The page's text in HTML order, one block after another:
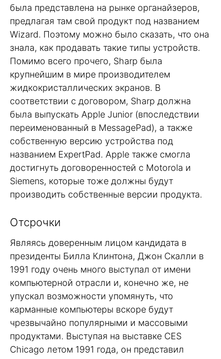
была представлена на рынке органайзеров,
предлагая там свой продукт под названием
Wizard. Поэтому можно было сказать, что она
знала, как продавать такие типы устройств.
Помимо всего прочего, Sharp была
крупнейшим в мире производителем
жидкокристаллических экранов. В
соответствии с договором, Sharp должна
была выпускать Apple Junior (впоследствии
переименованный в MessagePad), а также
собственную версию устройства под
названием ExpertPad. Apple также смогла
достигнуть договоренностей с Motorola и
Siemens, которые тоже должны будут
производить собственные версии продукта.
Отсрочки
Являясь доверенным лицом кандидата в
президенты Билла Клинтона, Джон Скалли в
1991 году очень много выступал от имени
компьютерной отрасли и, конечно же, не
упускал возможности упомянуть, что
карманные компьютеры вскоре будут
чрезвычайно популярными и массовыми
продуктами. Выступая на выставке CES
Chicago летом 1991 года, он представил